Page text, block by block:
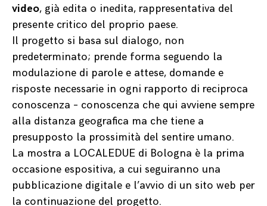
video, già edita o inedita, rappresentativa del
presente critico del proprio paese.
Il progetto si basa sul dialogo, non
predeterminato; prende forma seguendo la
modulazione di parole e attese, domande e
risposte necessarie in ogni rapporto di reciproca
conoscenza – conoscenza che qui avviene sempre
alla distanza geografica ma che tiene a
presupposto la prossimità del sentire umano.
La mostra a LOCALEDUE di Bologna è la prima
occasione espositiva, a cui seguiranno una
pubblicazione digitale e l’avvio di un sito web per
la continuazione del progetto.